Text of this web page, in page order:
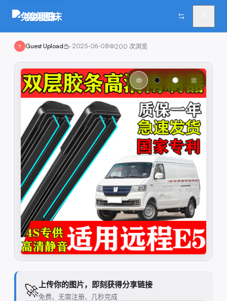
兔兔图床
? Guest Upload · 2025-06-08 200 次浏览
🚀上传你的图片，即刻获得分享链接
免费、无需注册、几秒完成